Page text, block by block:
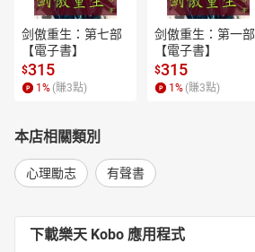
剑傲重生：第七部
【電子書】
$315
1 % (賺3點)
剑傲重生：第一部
【電子書】
$315
1 % (賺3點)
本店相關類別
心理勵志 有聲書
下載樂天 Kobo 應用程式